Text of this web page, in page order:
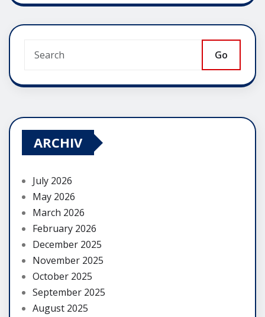
Go
ARCHIV
July 2026
May 2026
March 2026
February 2026
December 2025
November 2025
October 2025
September 2025
August 2025